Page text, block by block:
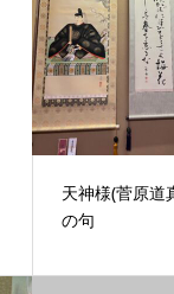
天神様(菅原道
の句